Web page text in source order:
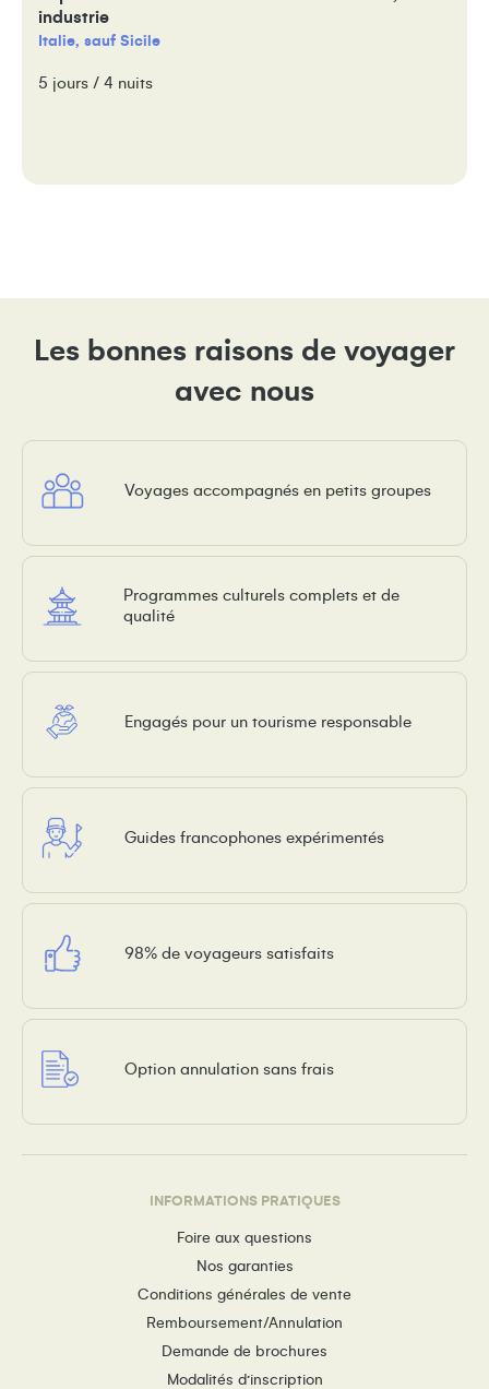
industrie
Italie, sauf Sicile
5 jours / 4 nuits
Les bonnes raisons de voyager
avec nous
Voyages accompagnés en petits groupes
Programmes culturels complets et de
qualité
Engagés pour un tourisme responsable
Guides francophones expérimentés
98% de voyageurs satisfaits
Option annulation sans frais
INFORMATIONS PRATIQUES
Foire aux questions
Nos garanties
Conditions générales de vente
Remboursement/Annulation
Demande de brochures
Modalités d’inscription